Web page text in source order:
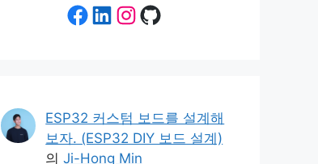
Facebook
LinkedIn
Instagram
GitHub
ESP32 커스텀 보드를 설계해
보자. (ESP32 DIY 보드 설계)
의Ji-Hong Min